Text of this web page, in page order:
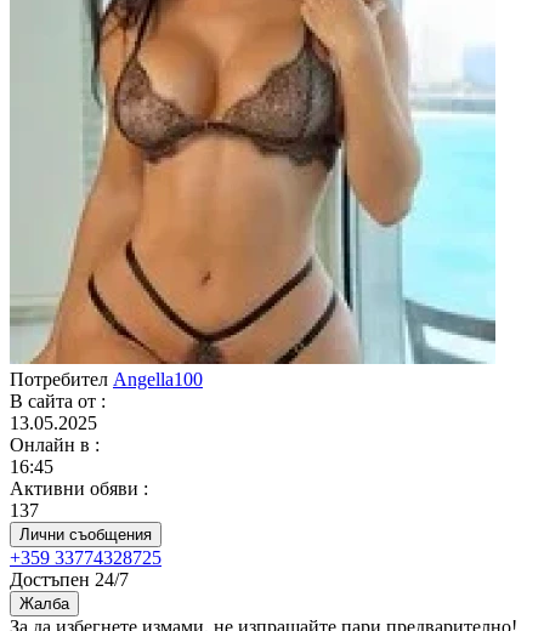
Потребител Angella100
В сайта от :
13.05.2025
Онлайн в :
16:45
Активни обяви :
137
Лични съобщения
+359 33774328725
Достъпен 24/7
Жалба
За да избегнете измами, не изпращайте пари предварително!